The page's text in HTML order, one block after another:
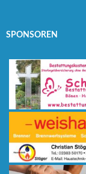
SPONSOREN